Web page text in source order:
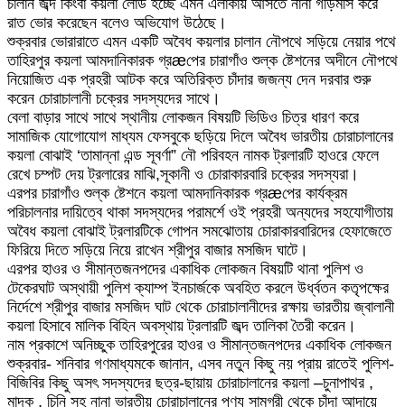
চালান জব্দ কিংবা কয়লা লোড হচ্ছে এমন এলাকায় আসতে নানা গড়িমসি করে
রাত ভোর করেছেন বলেও অভিযোগ উঠেছে।
শুক্রবার ভোরারাতে এমন একটি অবৈধ কয়লার চালান নৌপথে সড়িয়ে নেয়ার পথে
তাহিরপুর কয়লা আমদানিকারক গ্রæপের চারাগাঁও শুল্ক ষ্টেশনের অদীনে নৌপথে
নিয়োজিত এক প্রহরী আটক করে অতিরিক্ত চাঁদার জজন্য দেন দরবার শুরু
করেন চোরাচালানী চক্রের সদস্যদের সাথে।
বেলা বাড়ার সাথে সাথে স্থানীয় লোকজন বিষয়টি ভিডিও চিত্র ধারণ করে
সামাজিক যোগোযোগ মাধ্যম ফেসবুকে ছড়িয়ে দিলে অবৈধ ভারতীয় চোরাচালানের
কয়লা বোঝাই ‘তামান্না এন্ড সূবর্ণা” নৌ পরিবহন নামক ট্রলারটি হাওরে ফেলে
রেখে চম্পট দেয় ট্রলারের মাঝি,সূকানী ও চোরাকারবারি চক্রের সদস্যরা।
এরপর চারাগাঁও শুল্ক ষ্টেশনে কয়লা আমদানিকারক গ্রæপের কার্যক্রম
পরিচালনার দায়িত্বে থাকা সদস্যদের পরামর্শে ওই প্রহরী অন্যদের সহযোগীতায়
অবৈধ কয়লা বোঝাই ট্রলারটিকে গোপন সমঝোতায় চোরাকারবারিদের হেফাজেতে
ফিরিয়ে দিতে সড়িয়ে নিয়ে রাখেন শ্রীপুর বাজার মসজিদ ঘাটে।
এরপর হাওর ও সীমান্তজনপদের একাধিক লোকজন বিষয়টি থানা পুলিশ ও
টেকেরঘাট অস্থায়ী পুলিশ ক্যাম্প ইনচার্জকে অবহিত করলে উর্ধ্বতন কতৃপক্ষের
নির্দেশে শ্রীপুর বাজার মসজিদ ঘাট থেকে চোরাচালানীদের রক্ষায় ভারতীয় জ্বালানী
কয়লা হিসাবে মালিক বিহিন অবস্থায় ট্রলারটি জব্দ তালিকা তৈরী করেন।
নাম প্রকাশে অনিচ্ছুক তাহিরপুরের হাওর ও সীমান্তজনপদের একাধিক লোকজন
শুক্রবার- শনিবার গণমাধ্যমকে জানান, এসব নতুন কিছু নয় প্রায় রাতেই পুলিশ-
বিজিবির কিছু অসৎ সদস্যদের ছত্র-ছায়ায় চোরাচালানের কয়লা –চুনাপাথর ,
মাদক , চিনি সহ নানা ভারতীয় চোরাচালানের পণ্য সামগ্রী থেকে চাঁদা আদায়ে